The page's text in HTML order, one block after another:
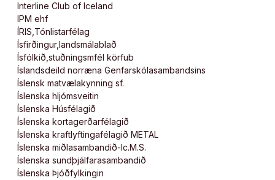
Interline Club of Iceland
IPM ehf
ÍRIS,Tónlistarfélag
Ísfirðingur,landsmálablað
Ísfólkið,stuðningsmfél körfub
Íslandsdeild norræna Genfarskólasambandsins
Íslensk matvælakynning sf.
Íslenska hljómsveitin
Íslenska Húsfélagið
Íslenska kortagerðarfélagið
Íslenska kraftlyftingafélagið METAL
Íslenska miðlasambandið-Ic.M.S.
Íslenska sundþjálfarasambandið
Íslenska Þjóðfylkingin